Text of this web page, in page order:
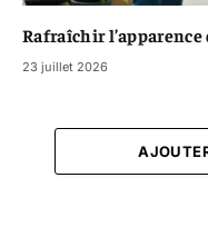
Rafraîchir l’apparence
23 juillet 2026